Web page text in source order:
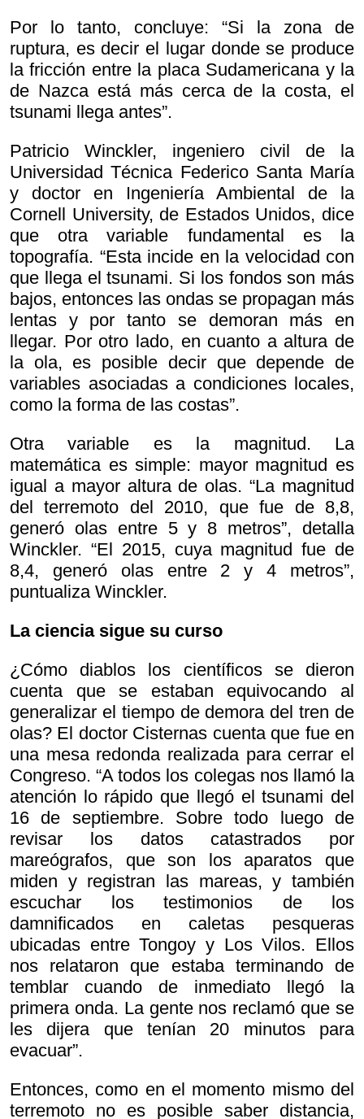
Por lo tanto, concluye: “Si la zona de
ruptura, es decir el lugar donde se produce
la fricción entre la placa Sudamericana y la
de Nazca está más cerca de la costa, el
tsunami llega antes”.
Patricio Winckler, ingeniero civil de la
Universidad Técnica Federico Santa María
y doctor en Ingeniería Ambiental de la
Cornell University, de Estados Unidos, dice
que otra variable fundamental es la
topografía. “Esta incide en la velocidad con
que llega el tsunami. Si los fondos son más
bajos, entonces las ondas se propagan más
lentas y por tanto se demoran más en
llegar. Por otro lado, en cuanto a altura de
la ola, es posible decir que depende de
variables asociadas a condiciones locales,
como la forma de las costas”.
Otra variable es la magnitud. La
matemática es simple: mayor magnitud es
igual a mayor altura de olas. “La magnitud
del terremoto del 2010, que fue de 8,8,
generó olas entre 5 y 8 metros”, detalla
Winckler. “El 2015, cuya magnitud fue de
8,4, generó olas entre 2 y 4 metros”,
puntualiza Winckler.
La ciencia sigue su curso
¿Cómo diablos los científicos se dieron
cuenta que se estaban equivocando al
generalizar el tiempo de demora del tren de
olas? El doctor Cisternas cuenta que fue en
una mesa redonda realizada para cerrar el
Congreso. “A todos los colegas nos llamó la
atención lo rápido que llegó el tsunami del
16 de septiembre. Sobre todo luego de
revisar los datos catastrados por
mareógrafos, que son los aparatos que
miden y registran las mareas, y también
escuchar los testimonios de los
damnificados en caletas pesqueras
ubicadas entre Tongoy y Los Vilos. Ellos
nos relataron que estaba terminando de
temblar cuando de inmediato llegó la
primera onda. La gente nos reclamó que se
les dijera que tenían 20 minutos para
evacuar”.
Entonces, como en el momento mismo del
terremoto no es posible saber distancia,